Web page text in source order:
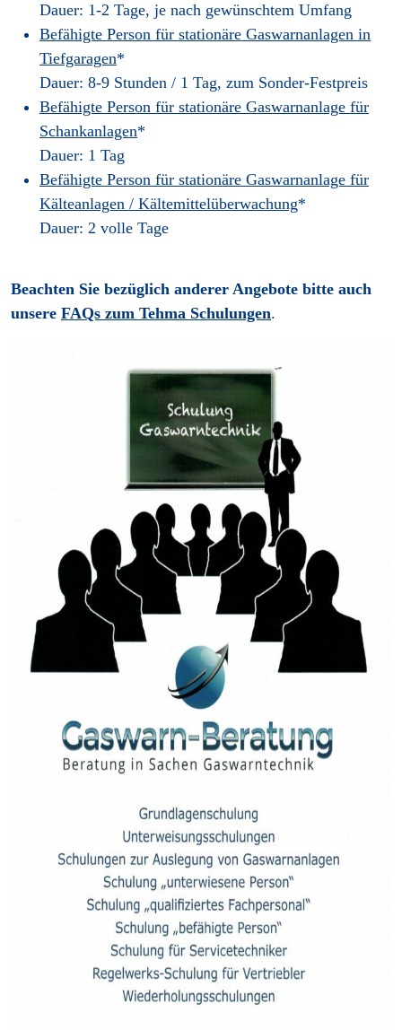
Dauer: 1-2 Tage, je nach gewünschtem Umfang
Befähigte Person für stationäre Gaswarnanlagen in
Tiefgaragen*
Dauer: 8-9 Stunden / 1 Tag, zum Sonder-Festpreis
Befähigte Person für stationäre Gaswarnanlage für
Schankanlagen*
Dauer: 1 Tag
Befähigte Person für stationäre Gaswarnanlage für
Kälteanlagen / Kältemittelüberwachung*
Dauer: 2 volle Tage
Beachten Sie bezüglich anderer Angebote bitte auch
unsere FAQs zum Tehma Schulungen.